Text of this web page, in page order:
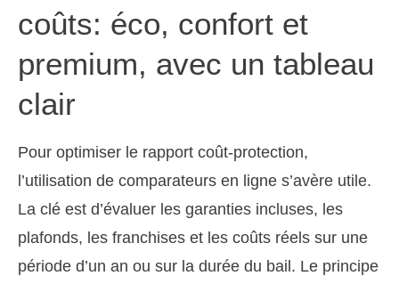
coûts: éco, confort et
premium, avec un tableau
clair
Pour optimiser le rapport coût-protection,
l’utilisation de comparateurs en ligne s’avère utile.
La clé est d’évaluer les garanties incluses, les
plafonds, les franchises et les coûts réels sur une
période d’un an ou sur la durée du bail. Le principe